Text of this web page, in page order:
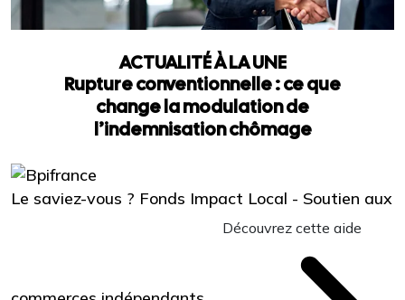
ACTUALITÉ À LA UNE
Rupture conventionnelle : ce que
change la modulation de
l’indemnisation chômage
Le saviez-vous ? Fonds Impact Local - Soutien aux
Découvrez cette aide